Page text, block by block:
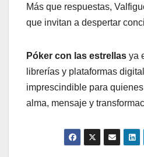
Más que respuestas,
que invitan a despertar
Póker con las estrellas ya
librerías y plataformas
imprescindible para
alma, mensaje y